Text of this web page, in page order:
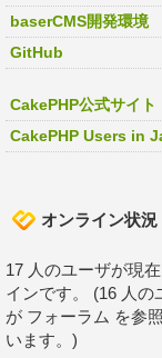
baserCMS開発環境
GitHub
CakePHP公式サイト
CakePHP Users in
オンライン状況
17 人のユーザが現
インです。 (16 人の
が フォーラム を参
います。)